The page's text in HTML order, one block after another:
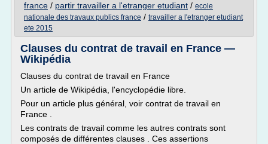
france / partir travailler a l'etranger etudiant / ecole
nationale des travaux publics france / travailler a l'etranger etudiant
ete 2015
Clauses du contrat de travail en France —
Wikipédia
Clauses du contrat de travail en France
Un article de Wikipédia, l'encyclopédie libre.
Pour un article plus général, voir contrat de travail en
France .
Les contrats de travail comme les autres contrats sont
composés de différentes clauses . Ces assertions